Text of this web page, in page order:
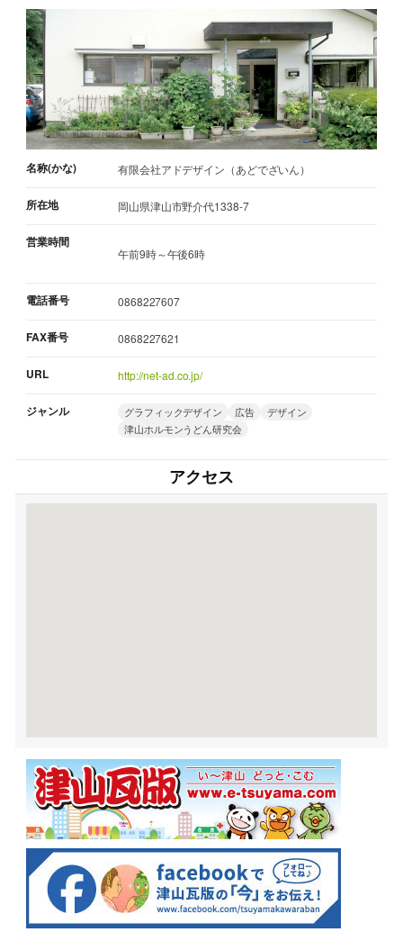
名称(かな) 有限会社アドデザイン（あどでざいん）
所在地 岡山県津山市野介代1338-7
営業時間
午前9時～午後6時
電話番号 0868227607
FAX番号 0868227621
URL http://net-ad.co.jp/
ジャンル グラフィックデザイン 広告
デザイン
津山ホルモンうどん研究会
アクセス